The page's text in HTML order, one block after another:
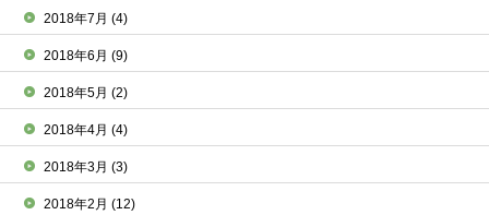
2018年7月(4)
2018年6月(9)
2018年5月(2)
2018年4月(4)
2018年3月(3)
2018年2月(12)